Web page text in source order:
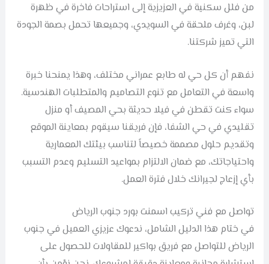
من فلل سكنية في العزيزية إلى استراحات فاخرة في ظهرة
لبن، وغرف ملحقة في السويدي، وجميعها تحمل بصمة الجودة
التي تميز شركتنا.
نفهم أن كل حي له طابع عمراني مختلف، وهذا يمنحنا خبرة
واسعة في التعامل مع تنوع التصاميم والمتطلبات الهندسية.
سواء كنت تقطن في فيلا حديثة بحي المصيف أو منزل
تقليدي في حي الشفا، فإن فريقنا سيقوم بمعاينة الموقع
وتقديم حلول مصممة خصيصاً لتناسب بيئتك المعمارية
واحتياجاتك، مع ضمان الالتزام بمواعيد التسليم وعدم التسبب
بأي إزعاج لجيرانك خلال فترة العمل.
تواصل مع فني تركيب اسمنت بورد جنوب الرياض
في ختام هذا الدليل الشامل، ندعوك عزيزي العميل في جنوب
الرياض للتواصل مع فريق بواكير للمقاولات للحصول على